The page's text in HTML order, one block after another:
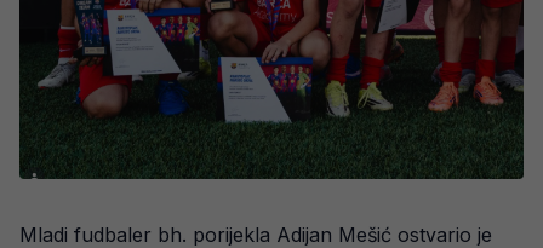
Mladi fudbaler bh. porijekla Adijan Mešić ostvario je